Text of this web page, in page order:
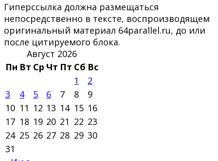
Гиперссылка должна размещаться
непосредственно в тексте, воспроизводящем
оригинальный материал 64parallel.ru, до или
после цитируемого блока.
Август 2026
Пн Вт Ср Чт Пт Сб Вс
1
2
3
4 5 6 7 8
9
10 11 12 13 14 15 16
17 18 19 20 21 22 23
24 25 26 27 28 29 30
31